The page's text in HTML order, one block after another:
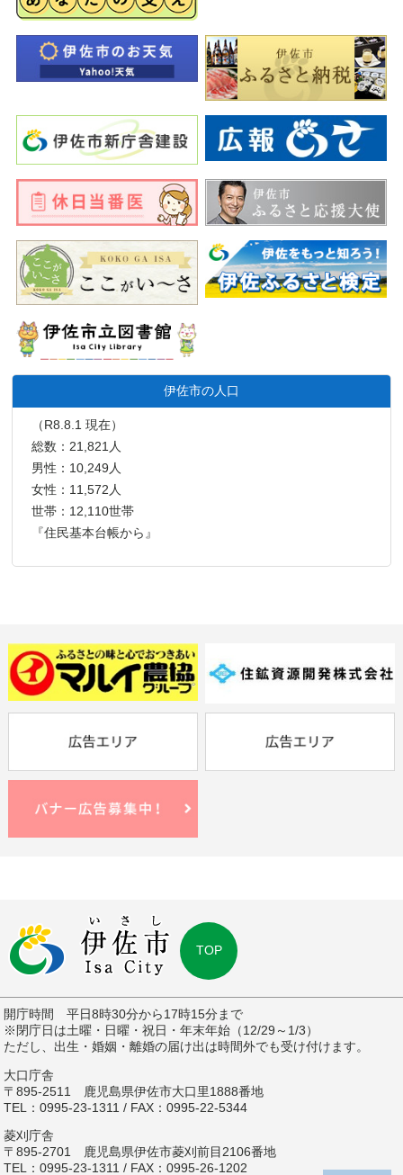
伊佐市の人口
（R8.8.1 現在）
総数：21,821人
男性：10,249人
女性：11,572人
世帯：12,110世帯
『住民基本台帳から』
TOP
開庁時間 平日8時30分から17時15分まで
※閉庁日は土曜・日曜・祝日・年末年始（12/29～1/3）
ただし、出生・婚姻・離婚の届け出は時間外でも受け付けます。
大口庁舎
〒895-2511 鹿児島県伊佐市大口里1888番地
TEL：0995-23-1311 / FAX：0995-22-5344
菱刈庁舎
〒895-2701 鹿児島県伊佐市菱刈前目2106番地
TEL：0995-23-1311 / FAX：0995-26-1202